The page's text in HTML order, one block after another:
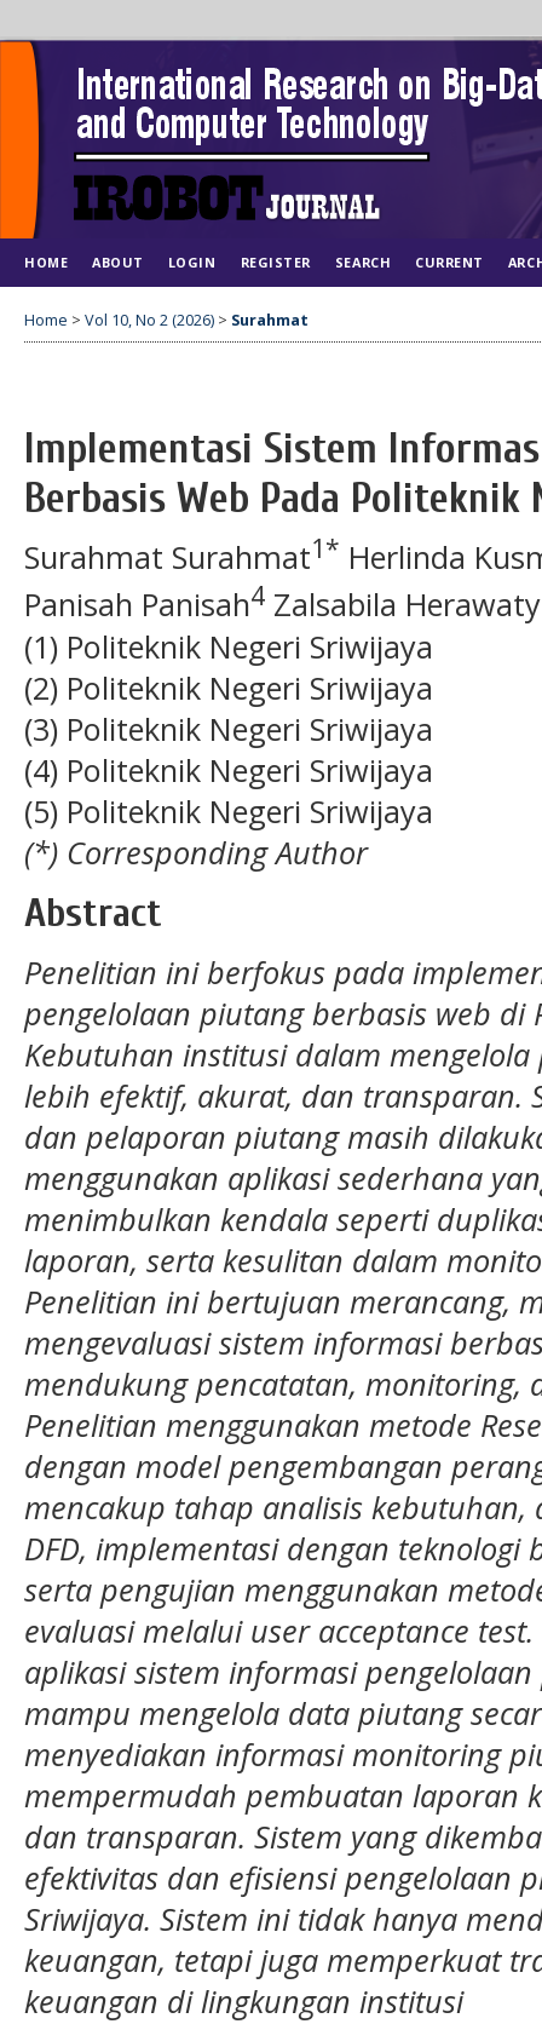
HOME ABOUT LOGIN REGISTER SEARCH CURRENT
Home > Vol 10, No 2 (2026) > Surahmat
Implementasi Sistem
Berbasis Web Pada
Surahmat Surahmat1* Herlinda
Panisah Panisah4 Zalsabila Herawaty
(1) Politeknik Negeri Sriwijaya
(2) Politeknik Negeri Sriwijaya
(3) Politeknik Negeri Sriwijaya
(4) Politeknik Negeri Sriwijaya
(5) Politeknik Negeri Sriwijaya
(*) Corresponding Author
Abstract
Penelitian ini berfokus pada
pengelolaan piutang berbasis web di
Kebutuhan institusi dalam
lebih efektif, akurat, dan transparan.
dan pelaporan piutang masih
menggunakan aplikasi sederhana
menimbulkan kendala seperti
laporan, serta kesulitan dalam
Penelitian ini bertujuan merancang,
mengevaluasi sistem informasi
mendukung pencatatan, monitoring,
Penelitian menggunakan metode
dengan model pengembangan
mencakup tahap analisis kebutuhan,
DFD, implementasi dengan teknologi
serta pengujian menggunakan
evaluasi melalui user acceptance
aplikasi sistem informasi
mampu mengelola data piutang
menyediakan informasi monitoring
mempermudah pembuatan laporan
dan transparan. Sistem yang
efektivitas dan efisiensi pengelolaan
Sriwijaya. Sistem ini tidak hanya
keuangan, tetapi juga memperkuat
keuangan di lingkungan institusi